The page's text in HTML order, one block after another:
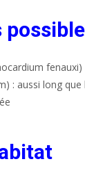
: aussi long